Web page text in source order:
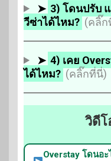
➤ 3) โดนปรับ
วีซ่าได้ไหม? (คลิ๊ก
➤ 4) เคย
ได้ไหม? (คลิ๊กที่นี่)
วิดีโ
Overstay โดนอะ